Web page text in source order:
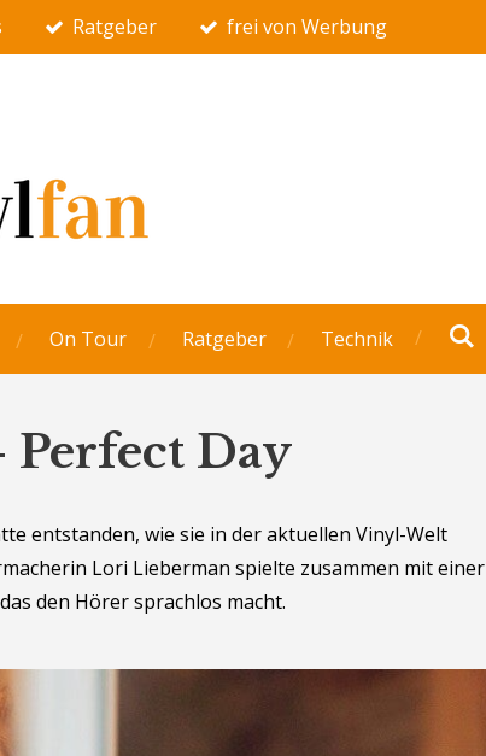
Ratgeber frei von Werbung
On Tour Ratgeber Technik
Day
entstanden, wie sie in der aktuellen Vinyl-Welt
Lori Lieberman spielte zusammen mit einer
den Hörer sprachlos macht.